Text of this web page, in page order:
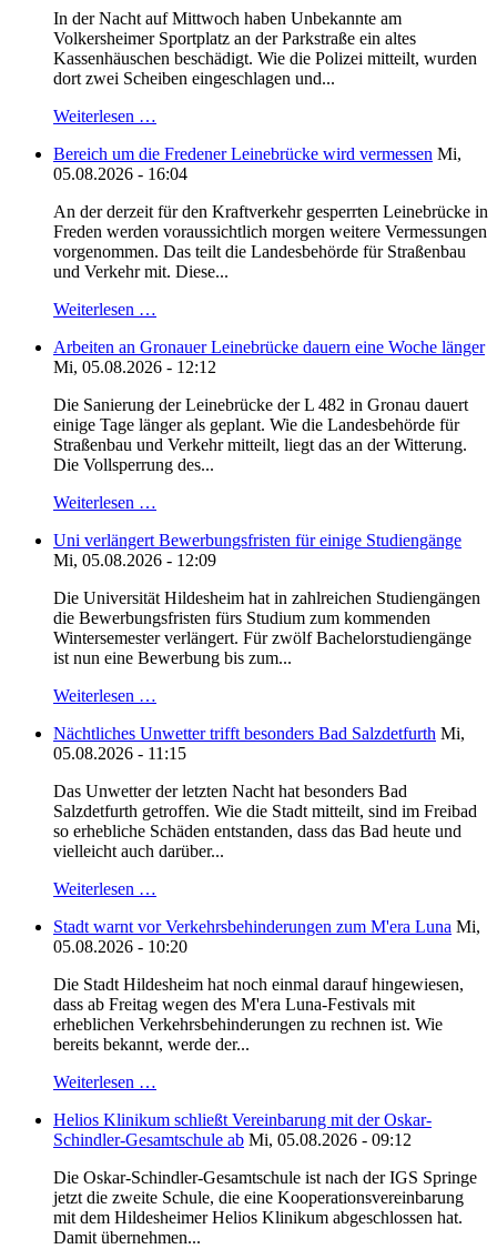
In der Nacht auf Mittwoch haben Unbekannte am
Volkersheimer Sportplatz an der Parkstraße ein altes
Kassenhäuschen beschädigt. Wie die Polizei mitteilt, wurden
dort zwei Scheiben eingeschlagen und...
Weiterlesen …
Bereich um die Fredener Leinebrücke wird vermessen Mi,
05.08.2026 - 16:04
An der derzeit für den Kraftverkehr gesperrten Leinebrücke in
Freden werden voraussichtlich morgen weitere Vermessungen
vorgenommen. Das teilt die Landesbehörde für Straßenbau
und Verkehr mit. Diese...
Weiterlesen …
Arbeiten an Gronauer Leinebrücke dauern eine Woche länger
Mi, 05.08.2026 - 12:12
Die Sanierung der Leinebrücke der L 482 in Gronau dauert
einige Tage länger als geplant. Wie die Landesbehörde für
Straßenbau und Verkehr mitteilt, liegt das an der Witterung.
Die Vollsperrung des...
Weiterlesen …
Uni verlängert Bewerbungsfristen für einige Studiengänge
Mi, 05.08.2026 - 12:09
Die Universität Hildesheim hat in zahlreichen Studiengängen
die Bewerbungsfristen fürs Studium zum kommenden
Wintersemester verlängert. Für zwölf Bachelorstudiengänge
ist nun eine Bewerbung bis zum...
Weiterlesen …
Nächtliches Unwetter trifft besonders Bad Salzdetfurth Mi,
05.08.2026 - 11:15
Das Unwetter der letzten Nacht hat besonders Bad
Salzdetfurth getroffen. Wie die Stadt mitteilt, sind im Freibad
so erhebliche Schäden entstanden, dass das Bad heute und
vielleicht auch darüber...
Weiterlesen …
Stadt warnt vor Verkehrsbehinderungen zum M'era Luna Mi,
05.08.2026 - 10:20
Die Stadt Hildesheim hat noch einmal darauf hingewiesen,
dass ab Freitag wegen des M'era Luna-Festivals mit
erheblichen Verkehrsbehinderungen zu rechnen ist. Wie
bereits bekannt, werde der...
Weiterlesen …
Helios Klinikum schließt Vereinbarung mit der Oskar-
Schindler-Gesamtschule ab Mi, 05.08.2026 - 09:12
Die Oskar-Schindler-Gesamtschule ist nach der IGS Springe
jetzt die zweite Schule, die eine Kooperationsvereinbarung
mit dem Hildesheimer Helios Klinikum abgeschlossen hat.
Damit übernehmen...